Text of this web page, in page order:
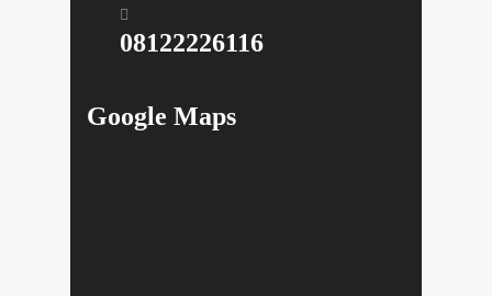
08122226116
Google Maps